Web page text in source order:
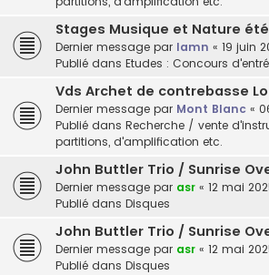
Stages Musique et Nature
Dernier message par lamn « 19 juin
Publié dans Etudes : Concours
Vds Archet de contrebasse
Dernier message par Mont Blanc «
Publié dans Recherche / vente
partitions, d'amplification etc.
John Buttler Trio / Sunrise
Dernier message par asr « 12 mai
Publié dans Disques
John Buttler Trio / Sunrise
Dernier message par asr « 12 mai
Publié dans Disques